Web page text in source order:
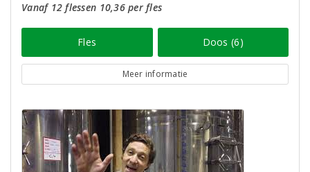
Vanaf 12 flessen 10,36 per fles
Fles Doos (6)
Meer informatie